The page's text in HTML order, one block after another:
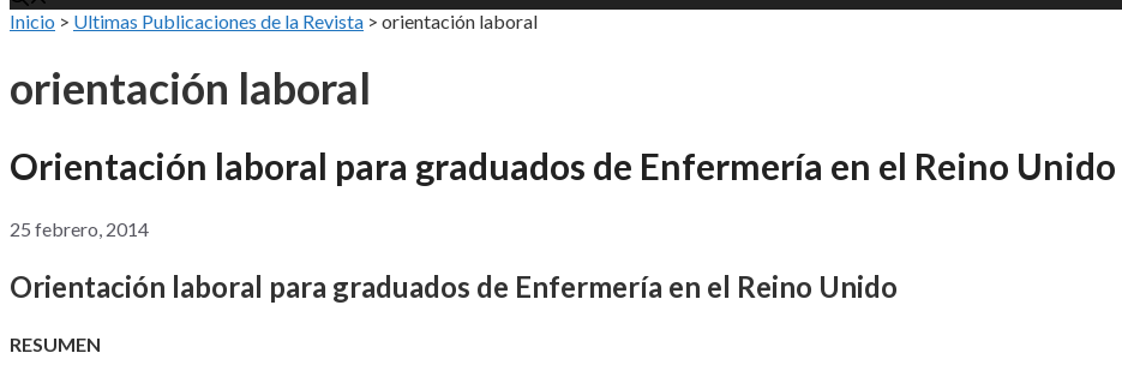
Inicio > Ultimas Publicaciones de la Revista > orientación laboral
orientación laboral
Orientación laboral para graduados de Enfermería en el Reino Unido
25 febrero, 2014
Orientación laboral para graduados de Enfermería en el Reino Unido
RESUMEN